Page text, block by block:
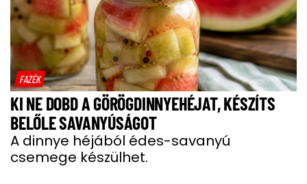
FAZÉK
KI NE DOBD A GÖRÖGDINNYEHÉJAT, KÉSZÍTS
BELŐLE SAVANYÚSÁGOT
A dinnye héjából édes-savanyú
csemege készülhet.